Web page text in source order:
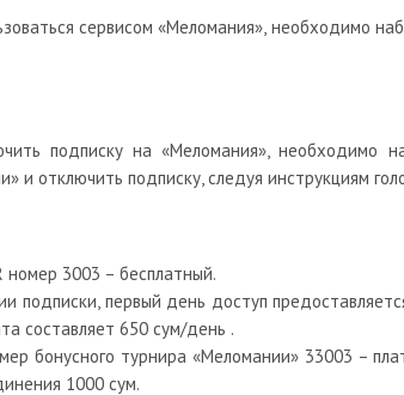
сервисом «Меломания», необходимо
подписку на «Меломания», необходимо
и отключить подписку, следуя инструкциям
номер 3003 – бесплатный.
подписки, первый день доступ
составляет 650 сум/день .
бонусного турнира «Меломании» 33003 –
1000 сум.